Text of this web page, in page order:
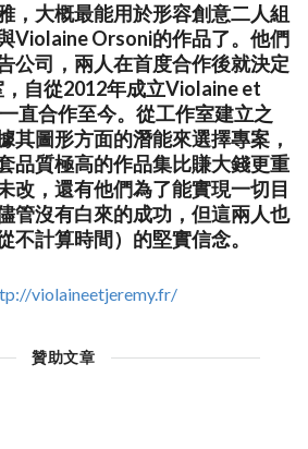
，大概最能用於形容創意二人組
Violaine Orsoni的作品了。他們
公司，兩人在首度合作後就決定
自從2012年成立Violaine et
直合作至今。從工作室建立之
其圖形方面的潛能來選擇專案，
品質極高的作品集比賺大錢更重
改，還有他們為了能實現一切目
管沒有白來的成功，但這兩人也
不計算時間）的堅實信念。
violaineetjeremy.fr/
贊助文章